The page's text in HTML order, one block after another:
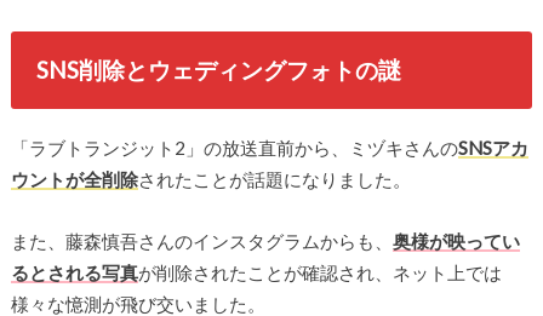
SNS削除とウェディングフォトの謎
「ラブトランジット2」の放送直前から、ミヅキさんのSNSアカ
ウントが全削除されたことが話題になりました。
また、藤森慎吾さんのインスタグラムからも、 奥様が映ってい
るとされる写真が削除されたことが確認され、ネット上では
様々な憶測が飛び交いました。